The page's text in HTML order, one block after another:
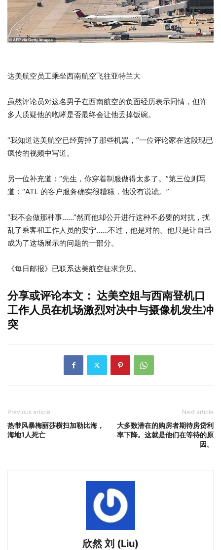
达美航空员工乘坐西南航空飞往亚特兰大
虽然评论员对这名男子在西南航空的负面经历表示同情，但许
多人质疑他的咆哮是否最终会让他丢掉饭碗。
“我知道达美航空已经剪掉了那些机翼，”一位评论家在这段现已
疯传的视频中写道。
另一位补充道：“先生，你穿着制服做得太多了。”第三位则写
道：“ATL 的客户服务确实很糟糕，他没有说谎。”
“我不会做那种事……”然而他却公开进行这种不必要的对抗，扰
乱了乘客和工作人员的安宁……不过，他是对的。他只是让自己
成为了这场展示的问题的一部分。
《每日邮报》已联系达美航空征求意见。
分享或评论本文： 达美空姐与西南登机口
工作人员在机场激烈对决中与摄像机发生冲
突
Previous article
热带风暴梅丽莎横扫加勒比海，
海地1人死亡
Next article
大多数潜在的购房者期待房贷利
率下降。这就是他们在等待的原
因。
欣然 刘 (Liu)